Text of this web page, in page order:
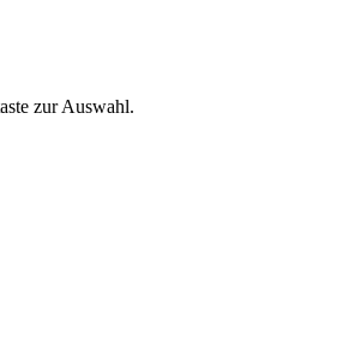
zur Auswahl.